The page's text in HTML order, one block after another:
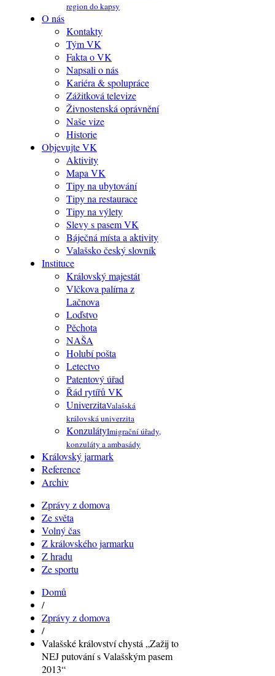
region do kapsy
O nás
Kontakty
Tým VK
Fakta o VK
Napsali o nás
Kariéra & spolupráce
Zážitková televize
Živnostenská oprávnění
Naše vize
Historie
Objevujte VK
Aktivity
Mapa VK
Tipy na ubytování
Tipy na restaurace
Tipy na výlety
Slevy s pasem VK
Báječná místa a aktivity
Valašsko český slovník
Instituce
Královský majestát
Vlčkova palírna z
Lačnova
Loďstvo
Pěchota
NAŠA
Holubí pošta
Letectvo
Patentový úřad
Řád rytířů VK
UniverzitaValašská
královská univerzita
KonzulátyImigrační úřady,
konzuláty a ambasády
Královský jarmark
Reference
Archiv
Zprávy z domova
Ze světa
Volný čas
Z královského jarmarku
Z hradu
Ze sportu
Domů
/
Zprávy z domova
/
Valašské království chystá „Zažij to
NEJ putování s Valašským pasem
2013“